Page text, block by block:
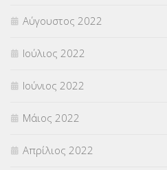
Αύγουστος 2022
Ιούλιος 2022
Ιούνιος 2022
Μάιος 2022
Απρίλιος 2022